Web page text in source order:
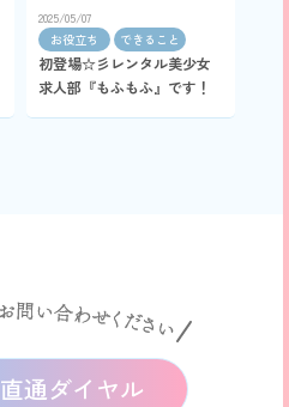
2025/05/07
お役立ち
できること
初登場☆彡レンタル美少女
求人部『もふもふ』です！
直通ダイヤル